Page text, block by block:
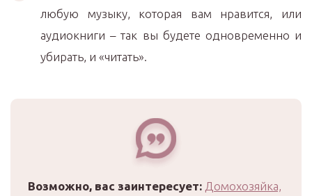
любую музыку, которая вам нравится, или
аудиокниги – так вы будете одновременно и
убирать, и «читать».
Возможно, вас заинтересует: Домохозяйка,